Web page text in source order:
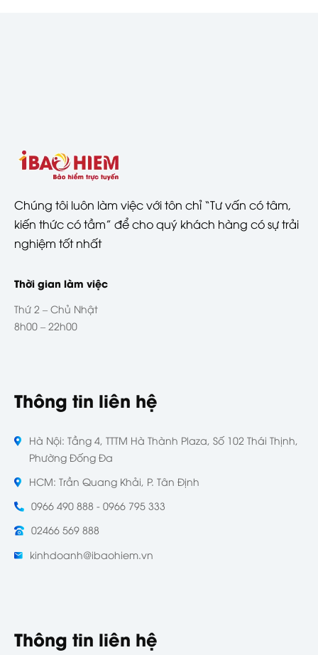
Chúng tôi luôn làm việc với tôn chỉ “Tư vấn có tâm,
kiến thức có tầm” để cho quý khách hàng có sự trải
nghiệm tốt nhất
Thời gian làm việc
Thứ 2 – Chủ Nhật
8h00 – 22h00
Thông tin liên hệ
Hà Nội: Tầng 4, TTTM Hà Thành Plaza, Số 102 Thái Thịnh,
Phường Đống Đa
HCM: Trần Quang Khải, P. Tân Định
0966 490 888 - 0966 795 333
02466 569 888
kinhdoanh@ibaohiem.vn
Thông tin liên hệ